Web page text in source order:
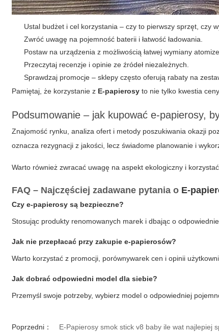
Ustal budżet i cel korzystania – czy to pierwszy sprzęt, czy
Zwróć uwagę na pojemność baterii i łatwość ładowania.
Postaw na urządzenia z możliwością łatwej wymiany
Przeczytaj recenzje i opinie ze źródeł niezależnych.
Sprawdzaj promocje – sklepy często oferują rabaty na
Pamiętaj, że korzystanie z E-papierosy to nie tylko kwestia
Podsumowanie – jak kupować e-papierosy,
Znajomość rynku, analiza ofert i metody poszukiwania okazji
oznacza rezygnacji z jakości, lecz świadome planowanie i
Warto również zwracać uwagę na aspekt ekologiczny i
FAQ – Najczęściej zadawane pytania o E-
Czy e-papierosy są bezpieczne?
Stosując produkty renomowanych marek i dbając o
Jak nie przepłacać przy zakupie e-papierosów?
Warto korzystać z promocji, porównywarek cen i opinii
Jak dobrać odpowiedni model dla siebie?
Przemyśl swoje potrzeby, wybierz model o odpowiedniej
Poprzedni：
E-Papierosy smok stick v8 baby ile wat najlepiej